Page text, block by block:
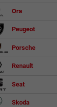
Ora
Peugeot
Porsche
Renault
Seat
Skoda